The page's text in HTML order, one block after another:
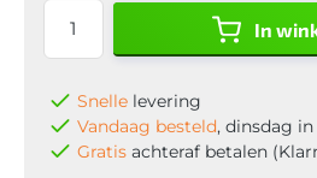
In
Snelle levering
Vandaag besteld, dinsdag
Gratis achteraf betalen